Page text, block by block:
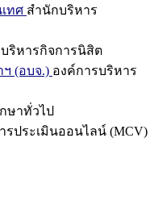
ทศ สำนักบริหาร
ริหารกิจการนิสิต
(อบจ.) องค์การบริหาร
ษาทั่วไป
รประเมินออนไลน์ (MCV)